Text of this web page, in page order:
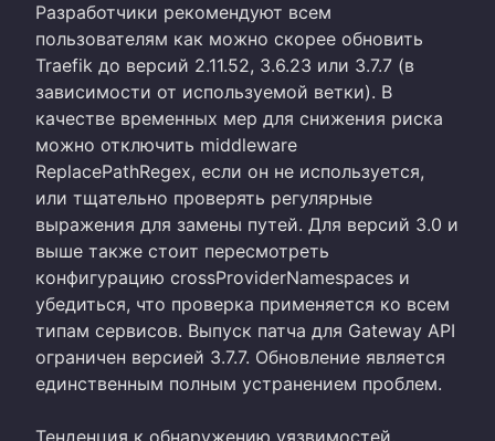
Разработчики рекомендуют всем
пользователям как можно скорее обновить
Traefik до версий 2.11.52, 3.6.23 или 3.7.7 (в
зависимости от используемой ветки). В
качестве временных мер для снижения риска
можно отключить middleware
ReplacePathRegex, если он не используется,
или тщательно проверять регулярные
выражения для замены путей. Для версий 3.0 и
выше также стоит пересмотреть
конфигурацию crossProviderNamespaces и
убедиться, что проверка применяется ко всем
типам сервисов. Выпуск патча для Gateway API
ограничен версией 3.7.7. Обновление является
единственным полным устранением проблем.